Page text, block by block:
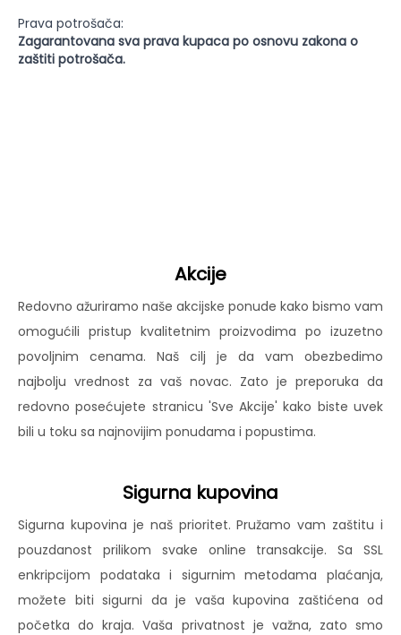
Prava potrošača:
Zagarantovana sva prava kupaca po osnovu zakona o
zaštiti potrošača.
Akcije
Redovno ažuriramo naše akcijske ponude kako bismo vam
omogućili pristup kvalitetnim proizvodima po izuzetno
povoljnim cenama. Naš cilj je da vam obezbedimo
najbolju vrednost za vaš novac. Zato je preporuka da
redovno posećujete stranicu 'Sve Akcije' kako biste uvek
bili u toku sa najnovijim ponudama i popustima.
Sigurna kupovina
Sigurna kupovina je naš prioritet. Pružamo vam zaštitu i
pouzdanost prilikom svake online transakcije. Sa SSL
enkripcijom podataka i sigurnim metodama plaćanja,
možete biti sigurni da je vaša kupovina zaštićena od
početka do kraja. Vaša privatnost je važna, zato smo